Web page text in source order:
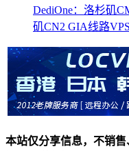
DediOne：洛杉矶
矶CN2 GIA线路
本站仅分享信息，不销